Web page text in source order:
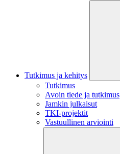
Tutkimus ja kehitys
Tutkimus
Avoin tiede ja tutkimus
Jamkin julkaisut
TKI-projektit
Vastuullinen arviointi